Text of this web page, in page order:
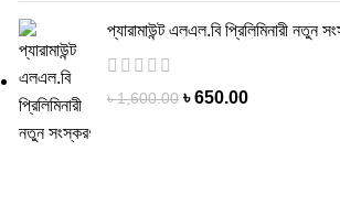
প্যারামাউন্ট এলএল.বি প্রিলিমিনারী নতুন
৳1,600.00 ৳650.00